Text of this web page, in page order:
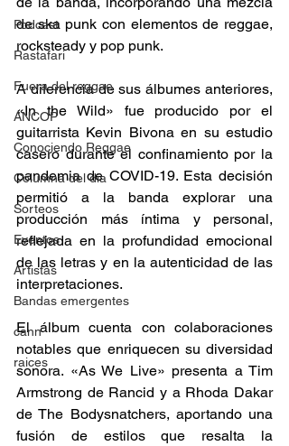
Podcast
Rastafari
Fuera del reggae
ANCOP
Conociendo Reggae
Columna del día
Sorteos
Eventos
Artistas
Bandas emergentes
cann
raices
de ska punk con elementos de reggae,
rocksteady y pop punk.
A diferencia de sus álbumes anteriores,
«In the Wild» fue producido por el
guitarrista Kevin Bivona en su estudio
casero durante el confinamiento por la
pandemia de COVID-19. Esta decisión
permitió a la banda explorar una
producción más íntima y personal,
reflejada en la profundidad emocional
de las letras y en la autenticidad de las
interpretaciones.
El álbum cuenta con colaboraciones
notables que enriquecen su diversidad
sonora. «As We Live» presenta a Tim
Armstrong de Rancid y a Rhoda Dakar
de The Bodysnatchers, aportando una
fusión de estilos que resalta la